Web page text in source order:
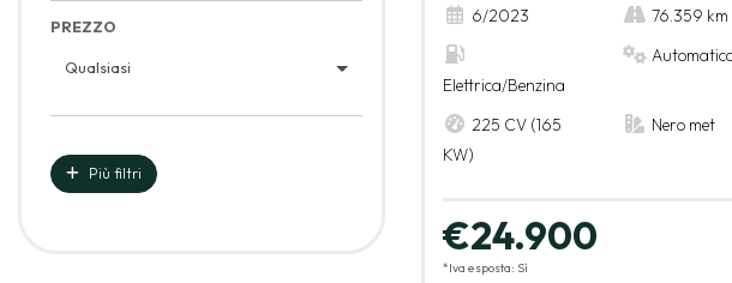
PREZZO
Qualsiasi
Più filtri
6/2023 76.359 km
Elettrica/Benzina
225 CV (165
KW)
Nero met
€24.900
*Iva esposta: Sì